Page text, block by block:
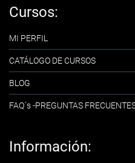
Cursos:
MI PERFIL
CATÁLOGO DE CURSOS
BLOG
FAQ´s -PREGUNTAS
Información: